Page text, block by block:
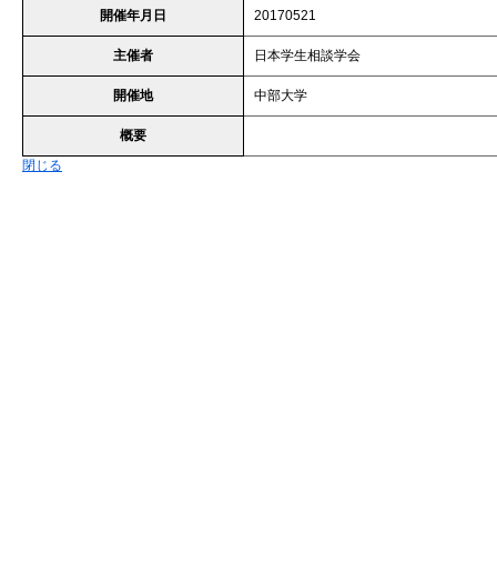
開催年月日 20170521
主催者 日本学生相談学会
開催地 中部大学
概要
閉じる